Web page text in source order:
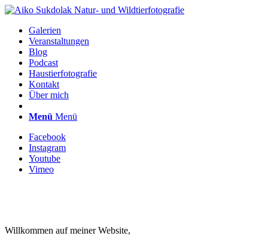
Galerien
Veranstaltungen
Blog
Podcast
Haustierfotografie
Kontakt
Über mich
Menü Menü
Facebook
Instagram
Youtube
Vimeo
Willkommen auf meiner Website,